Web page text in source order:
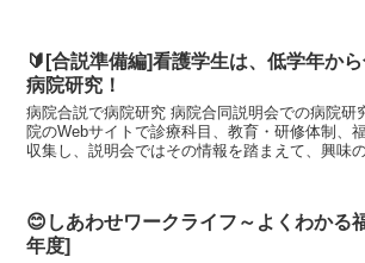
🔰[合説準備編]看護学生は、低学年か
病院研究！
病院合説で病院研究 病院合同説明会での病院研究では、事前に各病
院のWebサイトで診療科目、教育・研修体制、
収集し、説明会ではその情報を踏まえて、興味
😊しあわせワークライフ～よくわかる
年度]